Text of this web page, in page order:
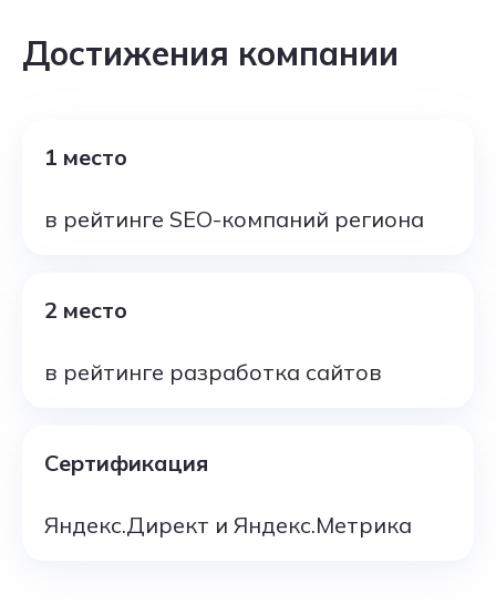
Достижения компании
1 место
в рейтинге SEO-компаний региона
2 место
в рейтинге разработка сайтов
Сертификация
Яндекс.Директ и Яндекс.Метрика